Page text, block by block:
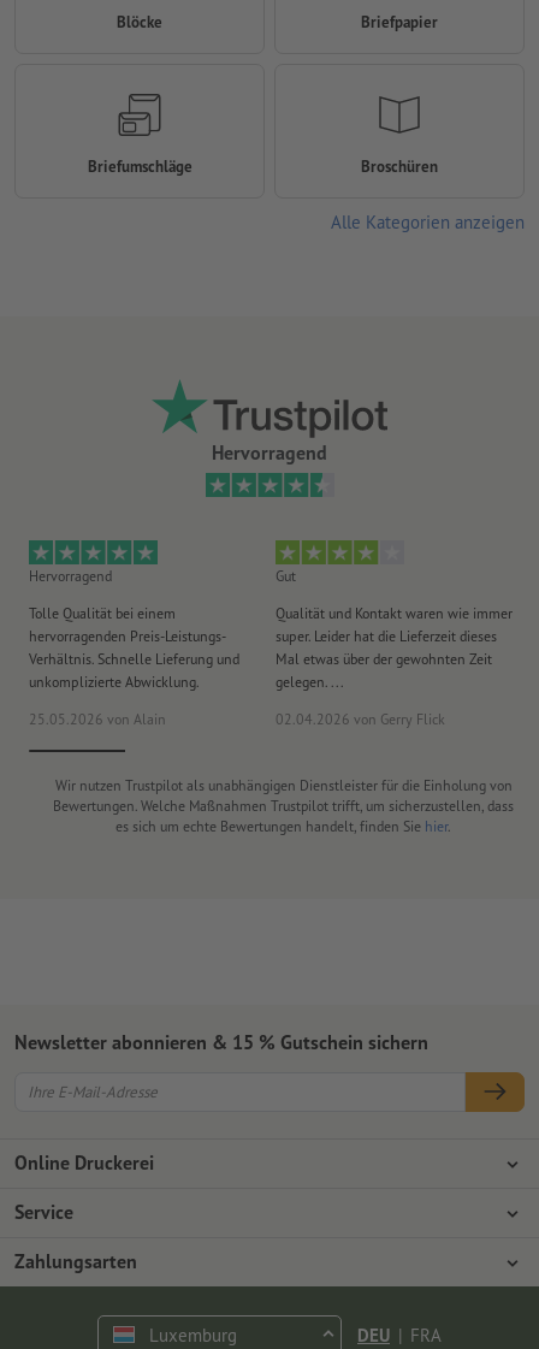
Hervorragend
Hervorragend
Tolle Qualität bei einem
hervorragenden Preis-Leistungs-
Verhältnis. Schnelle Lieferung und
unkomplizierte Abwicklung.
25.05.2026 von Alain
Gut
Qualität und Kontakt waren wie immer
super. Leider hat die Lieferzeit dieses
Mal etwas über der gewohnten Zeit
gelegen. ...
02.04.2026 von Gerry Flick
Wir nutzen Trustpilot als unabhängigen Dienstleister für die Einholung von
Bewertungen. Welche Maßnahmen Trustpilot trifft, um sicherzustellen, dass
es sich um echte Bewertungen handelt, finden Sie hier.
Blöcke Briefpapier
Briefumschläge Broschüren
Alle Kategorien anzeigen
Online Druckerei
Über Onlineprinters
Presse
Umweltschutz
Service
Zahlungsarten
Reklamation
Zahlungsarten
Newsletter abonnieren & 15 % Gutschein sichern
Luxemburg DEU | FRA